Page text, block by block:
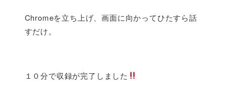
Chromeを立ち上げ、画面に向かってひたすら話
すだけ。
１０分で収録が完了しました